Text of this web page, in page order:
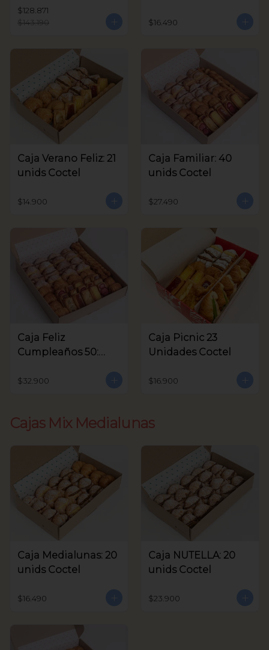
$128.871
$143.190
$16.490
Caja Verano Feliz: 21
unids Coctel
$14.900
Caja Familiar: 40
unids Coctel
$27.490
Caja Feliz
Cumpleaños 50:
$32.900
Caja Picnic 23
Unidades Coctel
$16.900
Cajas Mix Medialunas
Caja Medialunas: 20
unids Coctel
$16.490
Caja NUTELLA: 20
unids Coctel
$23.900